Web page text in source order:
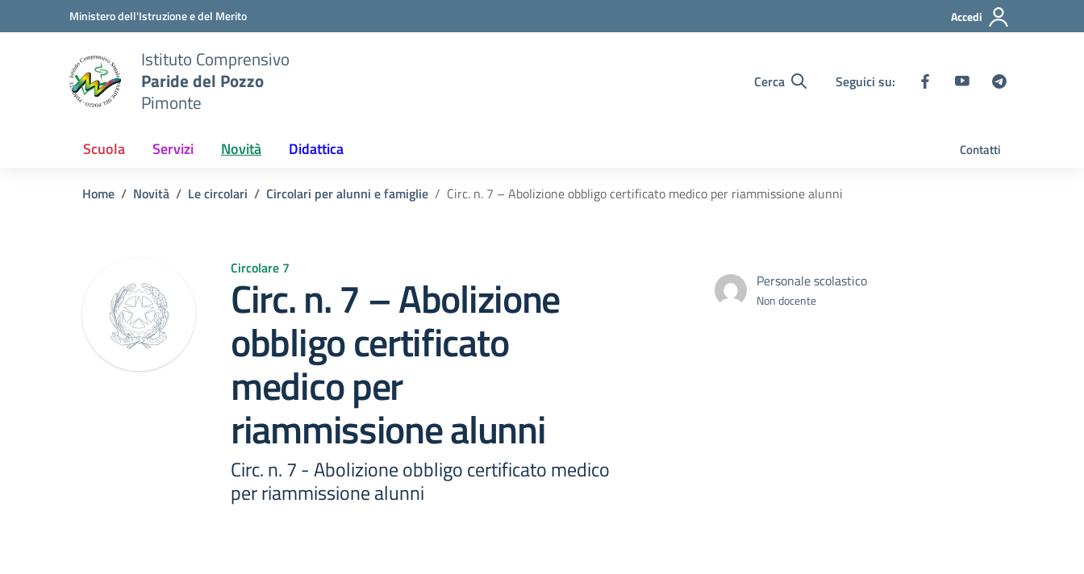
Vai ai contenuti
Vai al menu di navigazioneMinistero dell'Istruzione e del Merito Accedi
Istituto Comprensivo
Paride del Pozzo
Pimonte
Cerca Seguici su:
Scuola Servizi Novità Didattica Contatti
Home Novità Le circolari Circolari per alunni e famiglie Circ. n. 7 – Abolizione obbligo certificato medico per riammissione alunni
Circolare 7
Circ. n. 7 – Abolizione
obbligo certificato
medico per
riammissione alunni
Circ. n. 7 - Abolizione obbligo certificato medico
per riammissione alunni
Personale scolastico
Non docente